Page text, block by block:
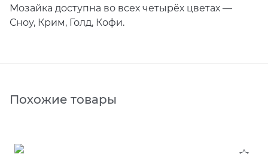
Мозайка доступна во всех четырёх цветах —
Сноу, Крим, Голд, Кофи.
Похожие товары